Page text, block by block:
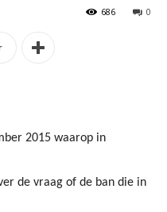
0
686
2015 waarop in
de vraag of de ban die in